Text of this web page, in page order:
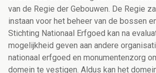
van de Regie der Gebouwen. De Regie
instaan voor het beheer van de bossen
Stichting Nationaal Erfgoed kan na
mogelijkheid geven aan andere
nationaal erfgoed en monumentenzorg
domein te vestigen. Aldus kan het